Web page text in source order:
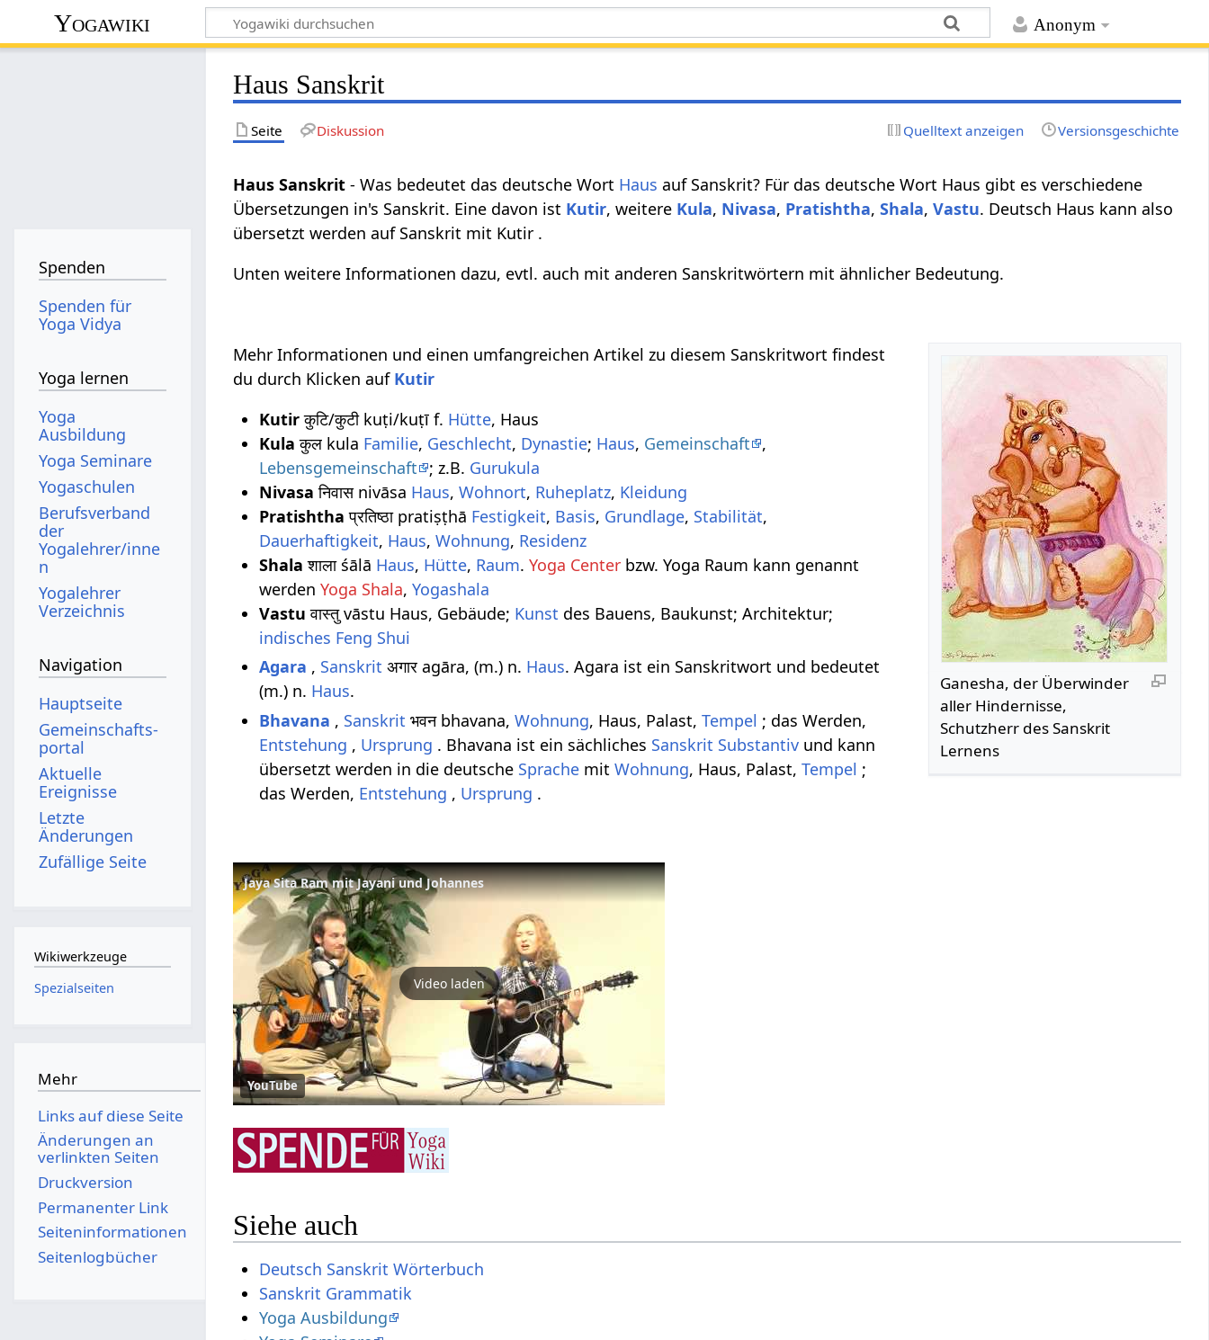
Anonym
Yogawiki
Haus Sanskrit
Seite Diskussion Quelltext anzeigen Versionsgeschichte
Haus Sanskrit - Was bedeutet das deutsche Wort Haus auf Sanskrit? Für das deutsche Wort Haus gibt es verschiedene
Übersetzungen in's Sanskrit. Eine davon ist Kutir, weitere Kula, Nivasa, Pratishtha,Shala,Vastu. Deutsch Haus kann also
übersetzt werden auf Sanskrit mit Kutir .
Unten weitere Informationen dazu, evtl. auch mit anderen Sanskritwörtern mit ähnlicher Bedeutung.
Ganesha, der Überwinder
aller Hindernisse,
Schutzherr des Sanskrit
Lernens
Mehr Informationen und einen umfangreichen Artikel zu diesem Sanskritwort findest
du durch Klicken auf Kutir
Kutirकुटि/कुटी kuṭi/kuṭī f. Hütte, Haus
Kula कुल kula Familie, Geschlecht, Dynastie; Haus, Gemeinschaft
,
Lebensgemeinschaft
; z.B. Gurukula
Nivasa निवास nivāsa Haus,Wohnort, Ruheplatz, Kleidung
Pratishtha प्रतिष्ठा pratiṣṭhā Festigkeit, Basis, Grundlage, Stabilität,
Dauerhaftigkeit, Haus,Wohnung, Residenz
Shala शाला śālā Haus, Hütte, Raum.Yoga Center bzw. Yoga Raum kann genannt
werdenYoga Shala,Yogashala
Vastu वास्तु vāstu Haus, Gebäude; Kunst des Bauens, Baukunst; Architektur;
indisches Feng Shui
Agara , Sanskrit अगार agāra, (m.) n. Haus. Agara ist ein Sanskritwort und bedeutet
(m.) n. Haus.
Bhavana , Sanskrit भवन bhavana,Wohnung, Haus, Palast,Tempel ; das Werden,
Entstehung , Ursprung . Bhavana ist ein sächliches Sanskrit Substantiv und kann
übersetzt werden in die deutsche Sprache mitWohnung, Haus, Palast,Tempel ;
das Werden, Entstehung , Ursprung .
Jaya Sita Ram mit Jayani und Johannes
Video laden
YouTube
Siehe auch
Deutsch Sanskrit Wörterbuch
Sanskrit Grammatik
Yoga Ausbildung
Spenden
Spenden für
Yoga Vidya
Yoga lernen
Yoga
Ausbildung
Yoga Seminare
Yogaschulen
Berufsverband
der
Yogalehrer/inne
n
Yogalehrer
Verzeichnis
Navigation
Hauptseite
Gemeinschafts­
portal
Aktuelle
Ereignisse
Letzte
Änderungen
Zufällige Seite
Wikiwerkzeuge
Spezialseiten
Mehr
Links auf diese Seite
Änderungen an
verlinkten Seiten
Druckversion
Permanenter Link
Seiten­­informationen
Seitenlogbücher